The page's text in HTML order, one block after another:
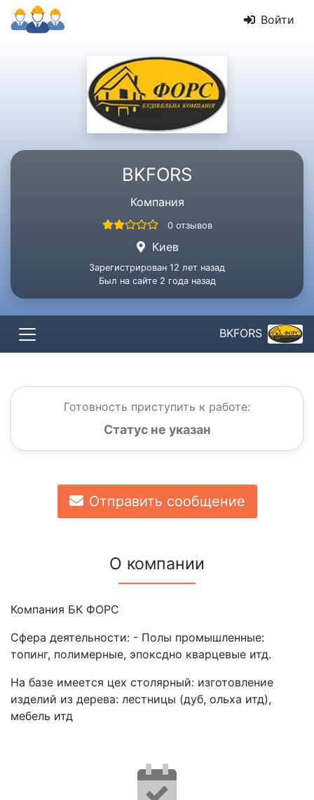
Войти
BKFORS
Компания
0 отзывов
Киев
Зарегистрирован 12 лет назад
Был на сайте 2 года назад
BKFORS
Готовность приступить к работе:
Статус не указан
Отправить сообщение
О компании
Компания БК ФОРС
Сфера деятельности: - Полы промышленные:
топинг, полимерные, эпоксдно кварцевые итд.
На базе имеется цех столярный: изготовление
изделий из дерева: лестницы (дуб, ольха итд),
мебель итд